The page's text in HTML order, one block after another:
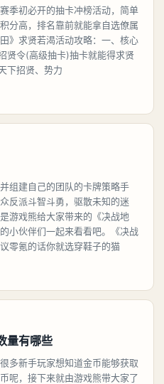
季初必开的抽卡冲榜活动，简单
分高，排名靠前就能拿自选僚属
》求贤若渴活动攻略：一、核心
贤令(高级抽卡)抽卡就能得求贤
下招贤、势力
组建自己的团队的卡牌策略手
反派斗智斗勇，驱散未知的迷
游戏熊给大家带来的《决战地
小伙伴们一起来看看吧。《决战
零氪的话你就选穿鞋子的猫
量有哪些
多新手玩家想知道金币能够获取
呢，接下来就由游戏熊带大家了